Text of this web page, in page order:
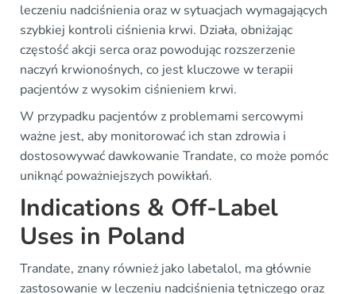
leczeniu nadciśnienia oraz w sytuacjach wymagających
szybkiej kontroli ciśnienia krwi. Działa, obniżając
częstość akcji serca oraz powodując rozszerzenie
naczyń krwionośnych, co jest kluczowe w terapii
pacjentów z wysokim ciśnieniem krwi.
W przypadku pacjentów z problemami sercowymi
ważne jest, aby monitorować ich stan zdrowia i
dostosowywać dawkowanie Trandate, co może pomóc
uniknąć poważniejszych powikłań.
Indications & Off-Label
Uses in Poland
Trandate, znany również jako labetalol, ma głównie
zastosowanie w leczeniu nadciśnienia tętniczego oraz